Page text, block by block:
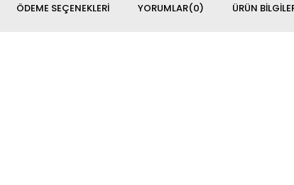
YORUMLAR(0)
ÖDEME SEÇENEKLERI ÜRÜN